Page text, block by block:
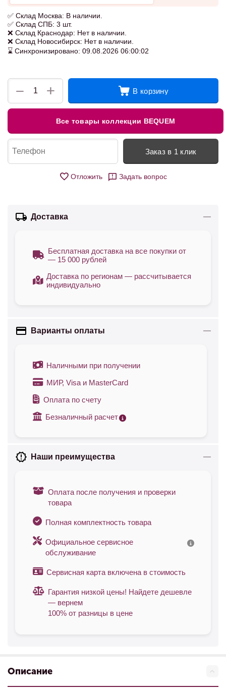
✅ Склад Москва: В наличии.
✅ Склад СПБ: 3 шт.
❌ Склад Краснодар: Нет в наличии.
❌ Склад Новосибирск: Нет в наличии.
⌛ Синхронизировано: 09.08.2026 06:00:02
+
− В корзину
Все товары коллекции BEQUEM
Заказ в 1 клик
Отложить Задать вопрос
Доставка
Бесплатная доставка на все покупки от
— 15 000 рублей
Доставка по регионам — рассчитывается
индивидуально
Варианты оплаты
Наличными при получении
МИР, Visa и MasterCard
Оплата по счету
Безналичный расчет
Наши преимущества
Оплата после получения и проверки
товара
Полная комплектность товара
Официальное сервисное
обслуживание
Сервисная карта включена в стоимость
Гарантия низкой цены! Найдете дешевле
— вернем
100% от разницы в цене
Описание